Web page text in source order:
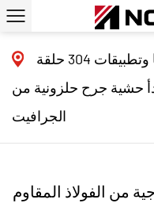
مزايا وتطبيقات 304 حلقة
حشية جرح حلزونية من
الجرافيت
حلقة خارجية من الفولاذ المقاوم